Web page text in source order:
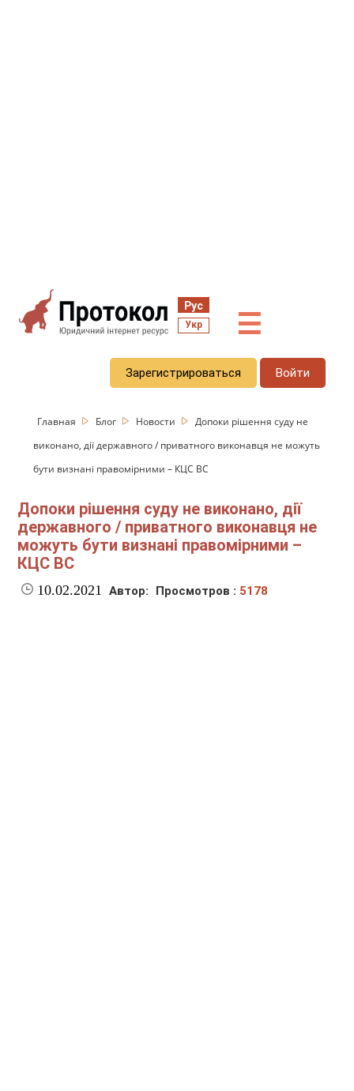
Рус
Укр ☰
Зарегистрироваться Войти
Главная Блог Новости
Допоки рішення суду не
виконано, дії державного / приватного виконавця не можуть
бути визнані правомірними – КЦС ВС
Допоки рішення суду не виконано, дії
державного / приватного виконавця не
можуть бути визнані правомірними –
КЦС ВС
10.02.2021 Автор: Просмотров : 5178